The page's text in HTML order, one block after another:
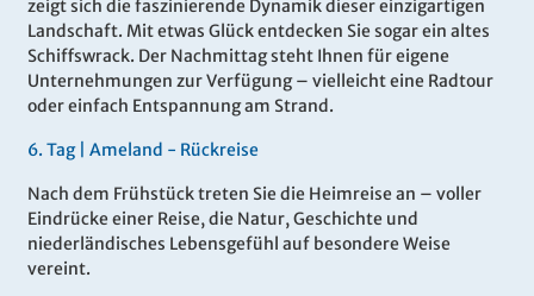
zeigt sich die faszinierende Dynamik dieser einzigartigen
Landschaft. Mit etwas Glück entdecken Sie sogar ein altes
Schiffswrack. Der Nachmittag steht Ihnen für eigene
Unternehmungen zur Verfügung – vielleicht eine Radtour
oder einfach Entspannung am Strand.
6. Tag | Ameland - Rückreise
Nach dem Frühstück treten Sie die Heimreise an – voller
Eindrücke einer Reise, die Natur, Geschichte und
niederländisches Lebensgefühl auf besondere Weise
vereint.